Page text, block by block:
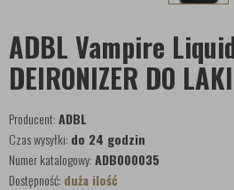
ADBL Vampire
DEIRONIZER DO
Producent:ADBL
Czas wysyłki: do 24 godzin
Numer katalogowy:ADB000035
Dostępność: duża ilość